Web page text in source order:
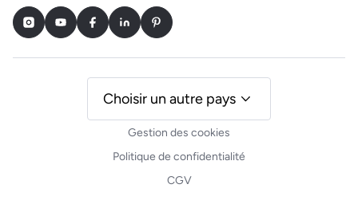
Ouvert actuellement
InstagramYoutubeFacebookLinkedInPinterest
Gestion des cookies
Politique de confidentialité
CGV
Choisir un autre pays